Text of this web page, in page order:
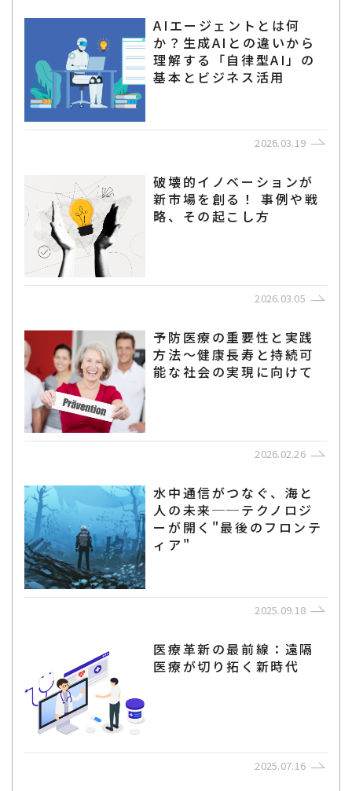
AIエージェントとは何
か？生成AIとの違いから
理解する「自律型AI」の
基本とビジネス活用
2026.03.19
破壊的イノベーションが
新市場を創る！ 事例や戦
略、その起こし方
2026.03.05
予防医療の重要性と実践
方法～健康長寿と持続可
能な社会の実現に向けて
2026.02.26
水中通信がつなぐ、海と
人の未来──テクノロジ
ーが開く"最後のフロンテ
ィア"
2025.09.18
医療革新の最前線：遠隔
医療が切り拓く新時代
2025.07.16